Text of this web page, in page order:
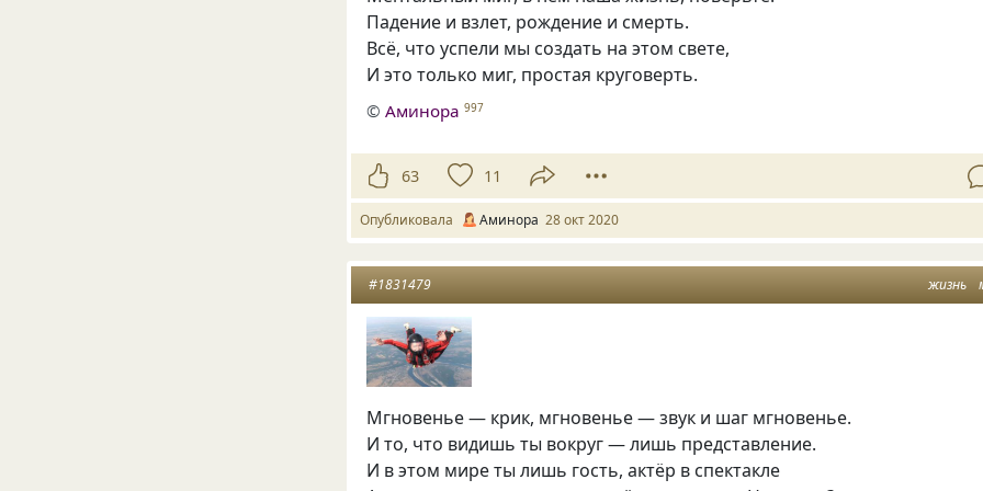
Падение и взлет, рождение и смерть.
Всё, что успели мы создать на этом свете,
И это только миг, простая круговерть.
©Аминора 997
63 11
Опубликовала Аминора 28 окт 2020
жизнь
#1831479
Мгновенье — крик, мгновенье — звук и шаг мгновенье.
И то, что видишь ты вокруг — лишь представление.
И в этом мире ты лишь гость, актёр в спектакле